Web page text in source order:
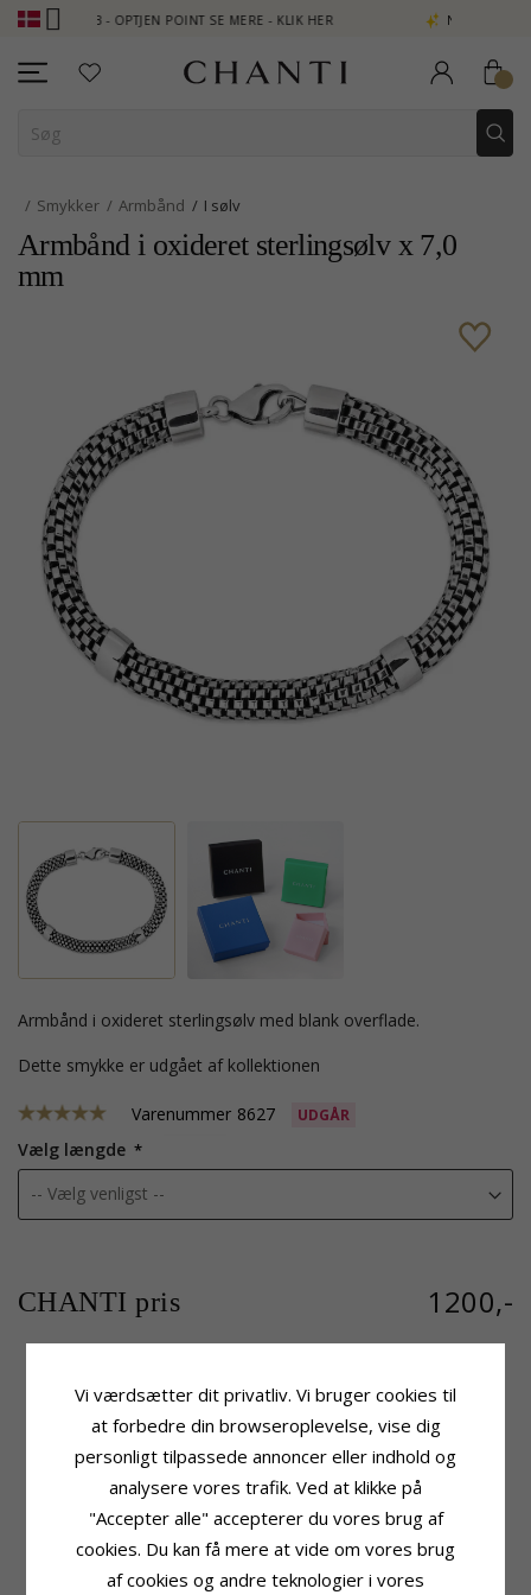
- OPTJEN POINT SE MERE - KLIK HER NEW COLLECTION |
Smykker Armbånd I sølv
Armbånd i oxideret sterlingsølv x 7,0
mm
armbånd i oxideret sterlingsølv med blank overflade.
Dette smykke er udgået af kollektionen
Varenummer 8627 UDGÅR
Vælg længde
CHANTI pris 1200,-
Kædetype: Armbånd
Ædelmetal: Oxideret Sterlingsølv
Blank
Bredde: 7,0 mm
Leveringstid: 2-3 Hverdage
KUNDER DER HAR KØBT DENNE HAR
OGSÁ KØBT
Vi værdsætter dit privatliv. Vi bruger cookies til
at forbedre din browseroplevelse, vise dig
personligt tilpassede annoncer eller indhold og
analysere vores trafik. Ved at klikke på
"Accepter alle" accepterer du vores brug af
cookies. Du kan få mere at vide om vores brug
af cookies og andre teknologier i vores